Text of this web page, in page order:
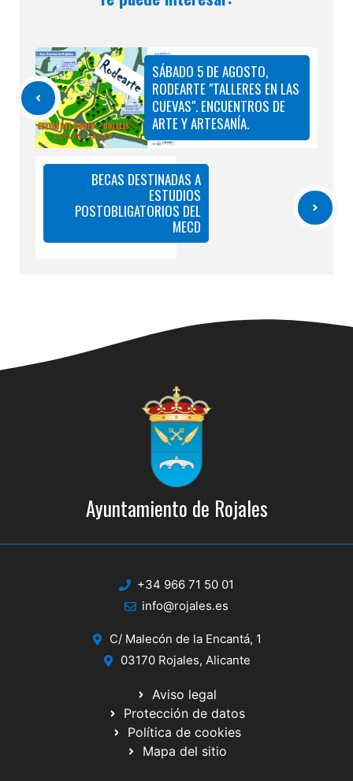
SÁBADO 5 DE AGOSTO,
RODEARTE "TALLERES EN LAS
CUEVAS". ENCUENTROS DE
ARTE Y ARTESANÍA.
BECAS DESTINADAS A
ESTUDIOS
POSTOBLIGATORIOS DEL
MECD
Ayuntamiento de Rojales
+34 966 71 50 01
info@rojales.es
C/ Malecón de la Encantá, 1
03170 Rojales, Alicante
Aviso legal
Protección de datos
Política de cookies
Mapa del sitio